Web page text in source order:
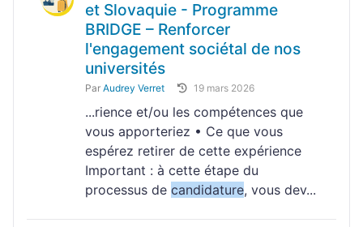
et Slovaquie - Programme
BRIDGE – Renforcer
l'engagement sociétal de nos
universités
Par Audrey Verret 19 mars 2026
...rience et/ou les compétences que
vous apporteriez • Ce que vous
espérez retirer de cette expérience
Important : à cette étape du
processus de candidature, vous dev...